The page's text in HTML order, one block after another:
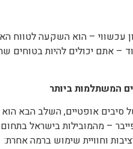
עכשווי – הוא השקעה לטווח
– אתם יכולים להיות בטוחים
המשתלמות ביותר
סיבים אופטיים, השלב הבא
– מהמובילות בישראל
וחוויית שימוש ברמה אחרת: